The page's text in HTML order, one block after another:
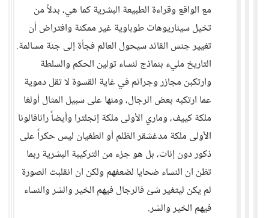
مع الواقع وقراءة الطبيعة البشرية كما هي، بدلاً من
تخيل سيناريوهات طوباوية غير ممكنة وافتراض أن
تغيير جنس القائد سيحول العالم فجأة إلى جنة مسالمة.
التاريخ مليء بنماذج لنساء تولين الحكم والسلطة
وارتكبن مجازر وجرائم في غاية القسوة لا تقل دموية
عما ارتكبه بعض الرجال، ومنها على سبيل المثال أولغا
ملكة كييف، وماري الأولى ملكة إنجلترا وأيضاً رانافالونا
الأولى ملكة مدغشقر الظلم أو الطغيان ليس حكراً على
ذكور دون إناث، بل هو جزء من التركيبة البشرية ربما
تظن ان النساء ضحايا لضعفهم ولكن ان انقلبت الصورة
لم يكن ليتغير شئ فالرجال فيهم الخير والشر والنساء
فيهم الخير والشر.